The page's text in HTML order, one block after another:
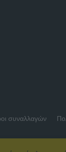
συναλλαγών